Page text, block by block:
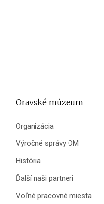
Oravské múzeum
Organizácia
Výročné správy OM
História
Ďalší naši partneri
Voľné pracovné miesta